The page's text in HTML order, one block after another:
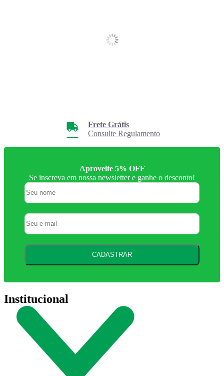
Frete Grátis
Consulte Regulamento
Aproveite 5% OFF
Se inscreva em nossa newsletter e ganhe o desconto!
CADASTRAR
Institucional